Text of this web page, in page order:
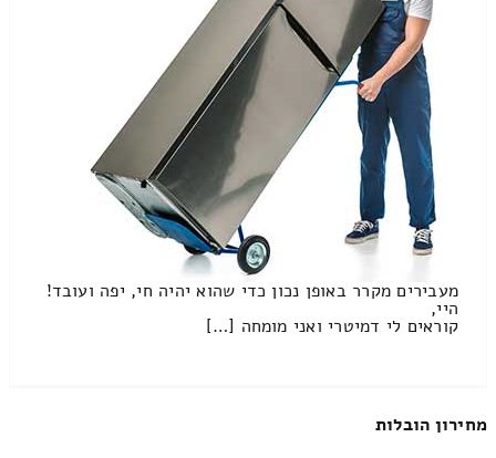
מעבירים מקרר באופן נכון כדי שהוא יהיה חי, יפה ועובד!
היי,
קוראים לי דמיטרי ואני מומחה […]
מחירון הובלות